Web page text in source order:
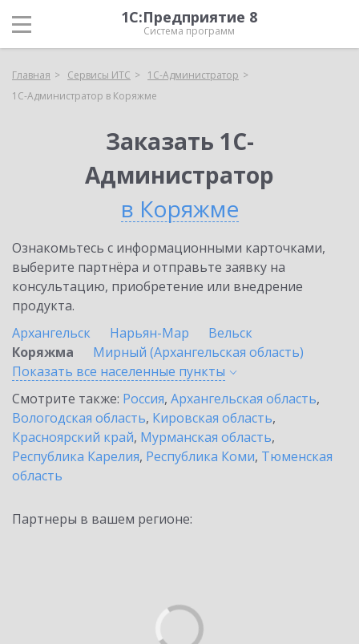
1С:Предприятие 8
Система программ
Главная Сервисы ИТС
1С-Администратор
1С-Администратор в Коряжме
Заказать 1С-
Администратор
в Коряжме
Ознакомьтесь с информационными карточками,
выберите партнёра и отправьте заявку на
консультацию, приобретение или внедрение
продукта.
Архангельск
Нарьян-Мар
Вельск
Коряжма
Мирный (Архангельская область)
Показать все населенные пункты
Смотрите также: Россия, Архангельская область,
Вологодская область, Кировская область,
Красноярский край, Мурманская область,
Республика Карелия, Республика Коми, Тюменская
область
Партнеры в вашем регионе: